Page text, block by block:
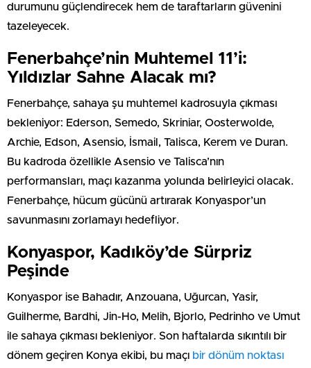
durumunu güçlendirecek hem de taraftarların güvenini
tazeleyecek.
Fenerbahçe’nin Muhtemel 11’i:
Yıldızlar Sahne Alacak mı?
Fenerbahçe, sahaya şu muhtemel kadrosuyla çıkması
bekleniyor: Ederson, Semedo, Skriniar, Oosterwolde,
Archie, Edson, Asensio, İsmail, Talisca, Kerem ve Duran.
Bu kadroda özellikle Asensio ve Talisca’nın
performansları, maçı kazanma yolunda belirleyici olacak.
Fenerbahçe, hücum gücünü artırarak Konyaspor’un
savunmasını zorlamayı hedefliyor.
Konyaspor, Kadıköy’de Sürpriz
Peşinde
Konyaspor ise Bahadır, Anzouana, Uğurcan, Yasir,
Guilherme, Bardhi, Jin-Ho, Melih, Bjorlo, Pedrinho ve Umut
ile sahaya çıkması bekleniyor. Son haftalarda sıkıntılı bir
dönem geçiren Konya ekibi, bu maçı bir dönüm noktası